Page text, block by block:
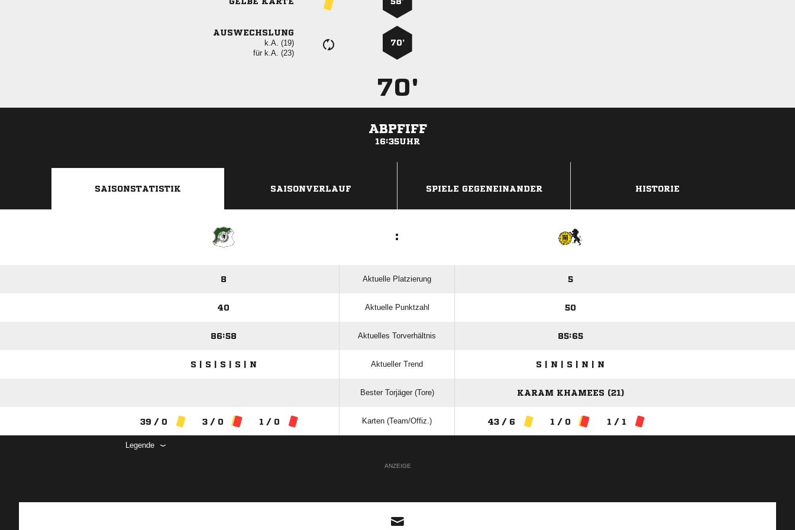
AUSWECHSLUNG
k.A. (19)
für k.A. (23)
70’
70'
ABPFIFF
16:35UHR
SAISONSTATISTIK SAISONVERLAUF SPIELE GEGENEINANDER HISTORIE
:
8 Aktuelle Platzierung 5
40 Aktuelle Punktzahl 50
86:58 Aktuelles Torverhältnis 85:65
S | S | S | S | N Aktueller Trend S | N | S | N | N
Bester Torjäger (Tore) KARAM KHAMEES (21)
39 / 0 3 / 0 1 / 0 Karten (Team/Offiz.) 43 / 6 1 / 0 1 / 1
Legende
ANZEIGE